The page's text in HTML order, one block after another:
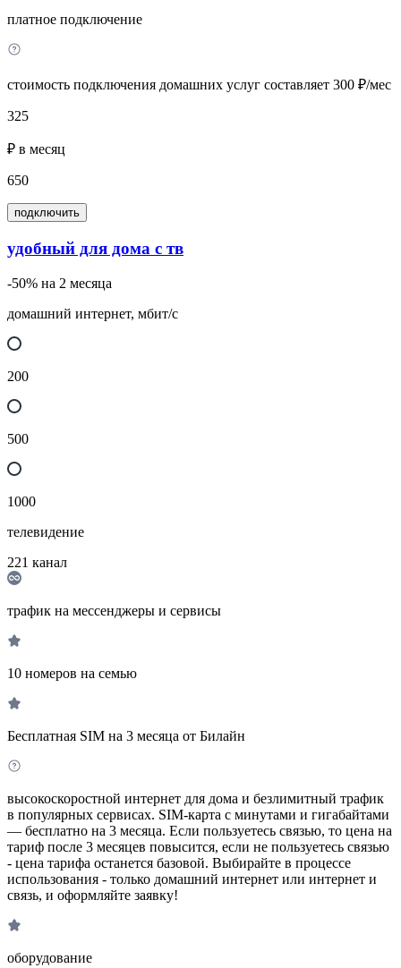
платное подключение
стоимость подключения домашних услуг составляет 300 ₽/мес
325
₽ в месяц
650
подключить
удобный для дома с тв
-50% на 2 месяца
домашний интернет, мбит/с
200
500
1000
телевидение
221 канал
трафик на мессенджеры и сервисы
10 номеров на семью
Бесплатная SIM на 3 месяца от Билайн
высокоскоростной интернет для дома и безлимитный трафик
в популярных сервисах. SIM-карта с минутами и гигабайтами
— бесплатно на 3 месяца. Если пользуетесь связью, то цена на
тариф после 3 месяцев повысится, если не пользуетесь связью
- цена тарифа останется базовой. Выбирайте в процессе
использования - только домашний интернет или интернет и
связь, и оформляйте заявку!
оборудование